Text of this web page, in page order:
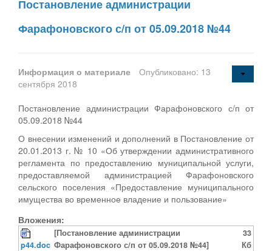
Постановление администрации
Фарафоновского с/п от 05.09.2018 №44
Информация о материале
Опубликовано: 13
сентября 2018
Постановление администрации Фарафоновского с/п от
05.09.2018 №44
О внесении изменений и дополнений в Постановление от
20.01.2013 г. № 10 «Об утверждении административного
регламента по предоставлению муниципальной услуги,
предоставляемой администрацией Фарафоновского
сельского поселения «Предоставление муниципального
имущества во временное владение и пользование»
Вложения:
p44.doc
[Постановление администрации
Фарафоновского с/п от 05.09.2018 №44]
33
Кб